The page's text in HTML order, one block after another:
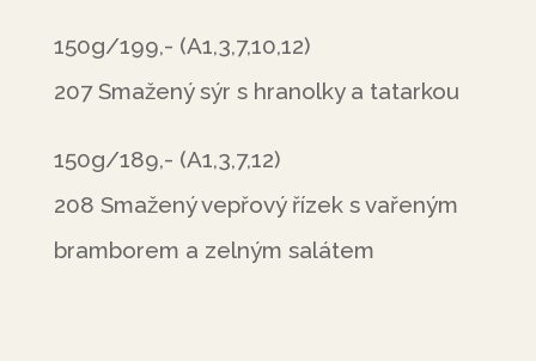
150g/199,- (A1,3,7,10,12)
207 Smažený sýr s hranolky a tatarkou
150g/189,- (A1,3,7,12)
208 Smažený vepřový řízek s vařeným
bramborem a zelným salátem